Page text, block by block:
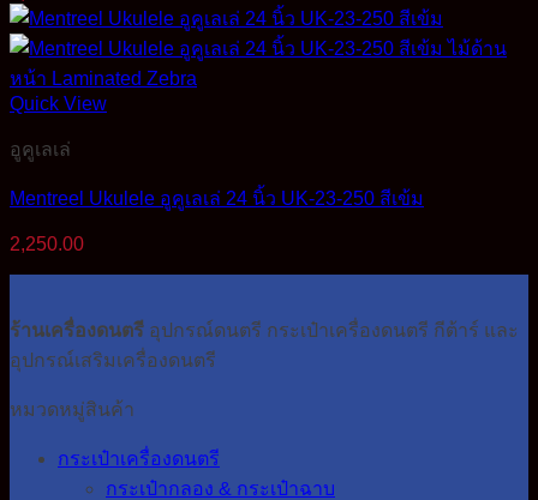
Quick View
อูคูเลเล่
Mentreel Ukulele อูคูเลเล่ 24 นิ้ว UK-23-250 สีเข้ม
2,250.00
ร้านเครื่องดนตรี อุปกรณ์ดนตรี กระเป๋าเครื่องดนตรี กีต้าร์ และ
อุปกรณ์เสริมเครื่องดนตรี
หมวดหมู่สินค้า
กระเป๋าเครื่องดนตรี
กระเป๋ากลอง & กระเป๋าฉาบ